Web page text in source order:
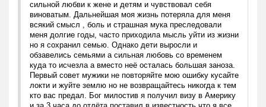
сильной любви к жене и детям и чувствовал себя
виноватым. Дальнейшая моя жизнь потеряла для меня
всякий смысл , боль и страшная мука преследовали
меня долгие годы, часто приходила мысль уйти из жизни
но я сохранил семью. Однако дети выросли и
обзавелись семьями а сильная любовь со временем
куда то исчезла а вместо неё осталась большая заноза.
Первый совет мужики не повторяйте мою ошибку кусайте
локти и жуйте землю но не возвращайтесь никогда к тем
кто вас предал. Бог милостив я получил визу в Америку